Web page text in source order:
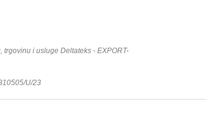
i usluge Deltateks - EXPORT-
U/23